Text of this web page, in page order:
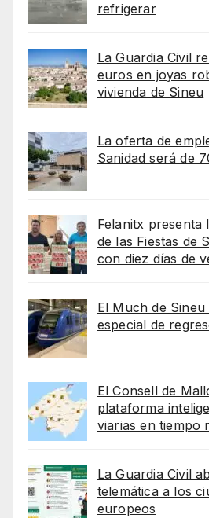
refrigerar
La Guardia Civil
euros en joyas
vivienda de Sineu
La oferta de
Sanidad será de
Felanitx presenta
de las Fiestas de
con diez días de
El Much de
especial de
El Consell de
plataforma
viarias en tiempo
La Guardia Civil
telemática a los
europeos